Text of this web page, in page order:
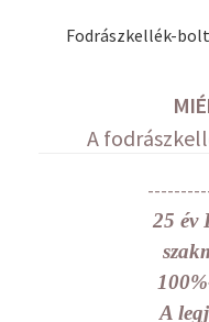
Fodrászkellék-
A
25 év
A